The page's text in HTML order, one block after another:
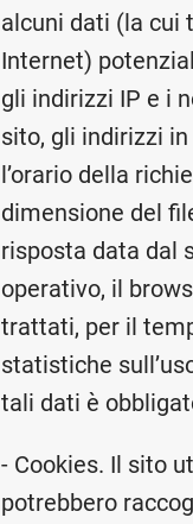
alcuni dati (la cui
Internet)
gli indirizzi IP e i
sito, gli indirizzi
l’orario della
dimensione del
risposta data dal
operativo, il
trattati, per il
statistiche
tali dati è
- Cookies. Il sito
potrebbero